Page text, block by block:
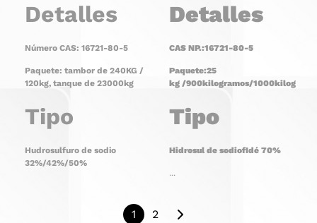
Detalles
Número CAS: 16721-80-5
Paquete: tambor de 240KG /
120kg, tanque de 23000kg
Tipo
Hudrosulfuro de sodio
32%/42%/50%
Detalles
CAS NP.:16721-80-5
Paquete:25
kg/900kilogramos/1000
Tipo
Hidrosul de sodiofIdé70%
...
1 2